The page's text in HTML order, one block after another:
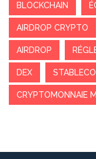
BLOCKCHAIN
AIRDROP CRYPTO
AIRDROP
DEX
CRYPTOMONNAIE